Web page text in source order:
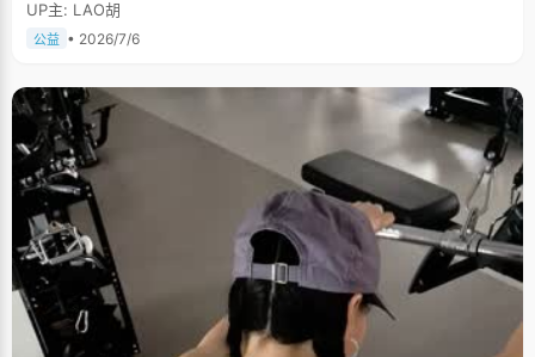
UP主: LAO胡
公益 • 2026/7/6